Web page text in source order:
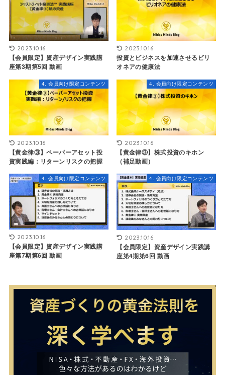
2023.10.16
【会員限定】資産デザイン実践講
座第3期第5回 動画
2023.10.16
投資とビジネスを加速させるビリ
オネアの健康法
4. 会員向け限定コンテンツ
2023.10.16
【黄金律③】ペーパーアセット投
資実践編：リターンリスクの把握
4. 会員向け限定コンテンツ
2023.10.16
【黄金律③】株式投資のキホン
（補足動画）
4. 会員向け限定コンテンツ
2023.10.16
【会員限定】資産デザイン実践講
座第7期第6回 動画
4. 会員向け限定コンテンツ
2023.10.16
【会員限定】資産デザイン実践講
座第4期第6回 動画